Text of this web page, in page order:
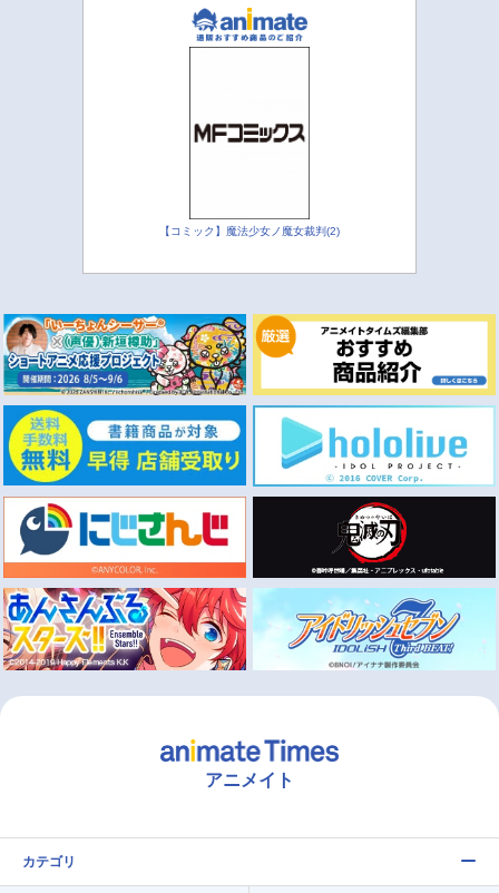
【コミック】魔法少女ノ魔女裁判(2)
アニメイト
カテゴリ